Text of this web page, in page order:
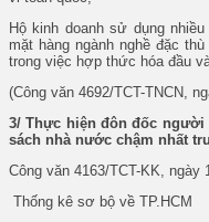
Hộ kinh doanh sử dụng
mặt hàng ngành nghề đặc
trong việc hợp thức hóa đầu
(Công văn 4692/TCT-TNCN,
3/ Thực hiện đôn đốc người
sách nhà nước chậm nhất
Công văn 4163/TCT-KK, ngày
Thống kê sơ bộ về TP.HCM